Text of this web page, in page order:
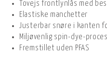
Tovejs frontlynlås med
Elastiske manchetter
Justerbar snøre i kanten
Miljøvenlig spin-dye-
Fremstillet uden PFAS